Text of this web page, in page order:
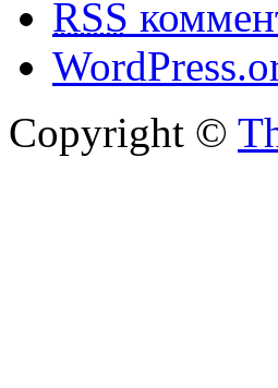
RSS
Copyright ©